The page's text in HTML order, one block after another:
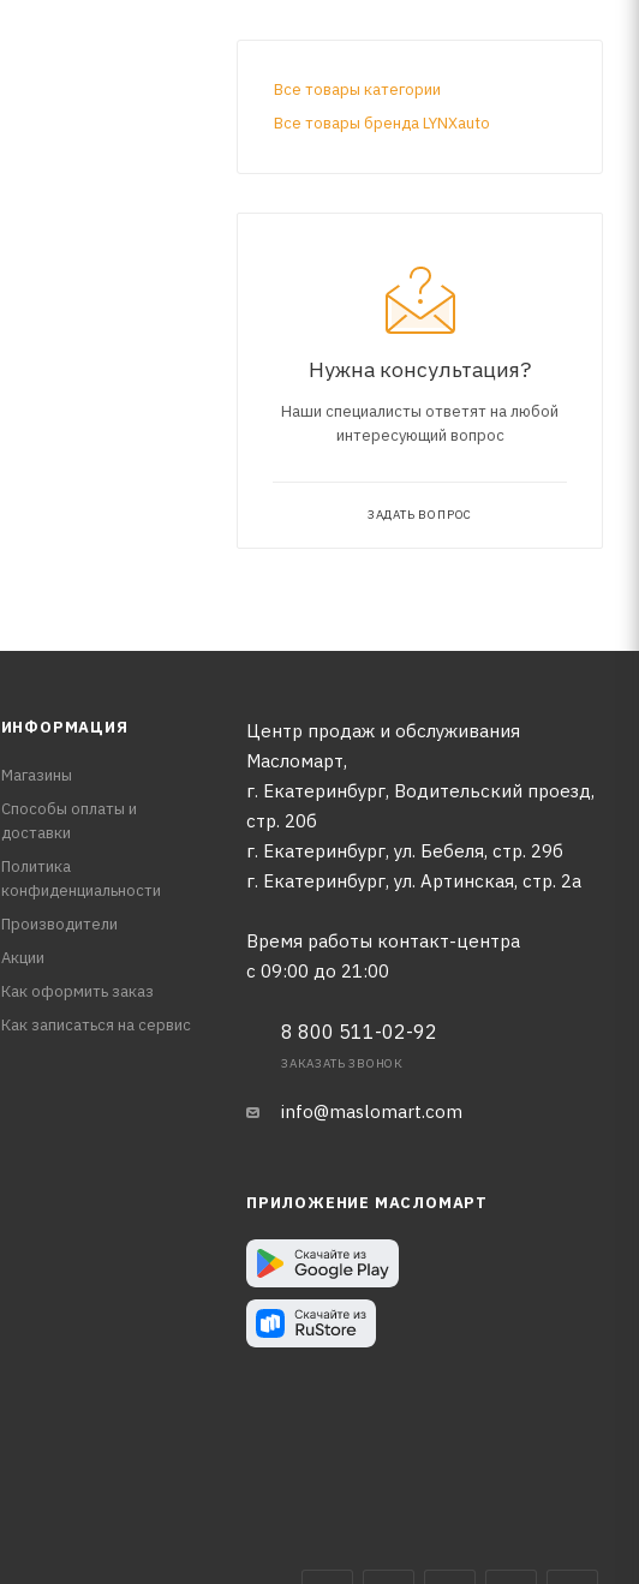
Все товары категории
Все товары бренда LYNXauto
Нужна консультация?
Наши специалисты ответят на любой
интересующий вопрос
ЗАДАТЬ ВОПРОС
ИНФОРМАЦИЯ
Магазины
Способы оплаты и
доставки
Политика
конфиденциальности
Производители
Акции
Как оформить заказ
Как записаться на сервис
Центр продаж и обслуживания
Масломарт,
г. Екатеринбург, Водительский проезд,
стр. 20б
г. Екатеринбург, ул. Бебеля, стр. 29б
г. Екатеринбург, ул. Артинская, стр. 2а
Время работы контакт-центра
с 09:00 до 21:00
8 800 511-02-92
ЗАКАЗАТЬ ЗВОНОК
info@maslomart.com
ПРИЛОЖЕНИЕ МАСЛОМАРТ